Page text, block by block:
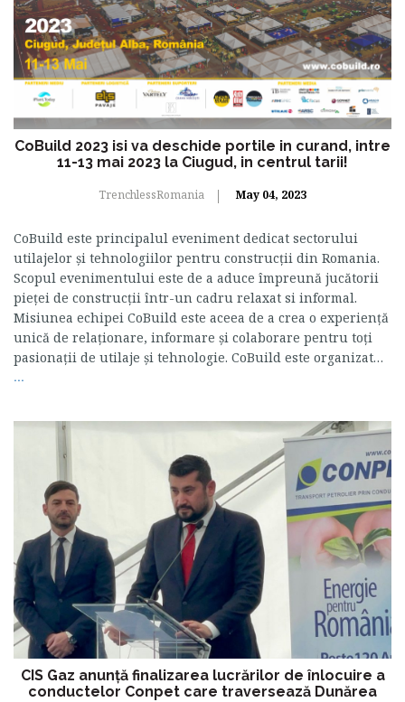
CoBuild 2023 isi va deschide portile in curand, intre
11-13 mai 2023 la Ciugud, in centrul tarii!
TrenchlessRomania May 04, 2023
CoBuild este principalul eveniment dedicat sectorului
utilajelor și tehnologiilor pentru construcții din Romania.
Scopul evenimentului este de a aduce împreună jucătorii
pieței de construcții într-un cadru relaxat si informal.
Misiunea echipei CoBuild este aceea de a crea o experiență
unică de relaționare, informare și colaborare pentru toți
pasionații de utilaje și tehnologie. CoBuild este organizat…
...
CIS Gaz anunță finalizarea lucrărilor de înlocuire a
conductelor Conpet care traversează Dunărea